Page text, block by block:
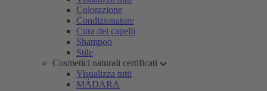
Colorazione
Condizionatore
Cura dei capelli
Shampoo
Stile
Cosmetici naturali certificati
Visualizza tutti
MÁDARA